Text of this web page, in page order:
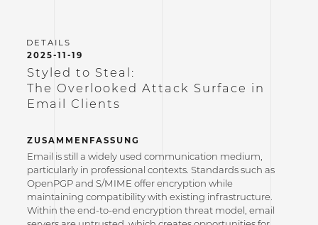
2025-11-19
Styled to Steal:
The Overlooked Attack Surface in
Email Clients
ZUSAMMENFASSUNG
Email is still a widely used communication medium,
particularly in professional contexts. Standards such as
OpenPGP and S/MIME offer encryption while
maintaining compatibility with existing infrastructure.
Within the end-to-end encryption threat model, email